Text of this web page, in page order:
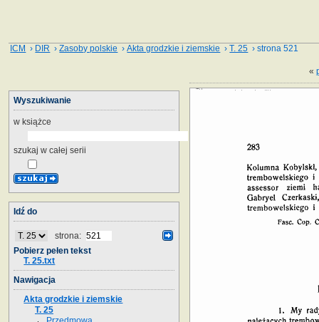
ICM › DIR ›Zasoby polskie ›Akta grodzkie i ziemskie ›T. 25 › strona 521
«
Wyszukiwanie
w książce
szukaj w całej serii
Idź do
strona:
Pobierz pełen tekst
T. 25.txt
Nawigacja
Akta grodzkie i ziemskie
T. 25